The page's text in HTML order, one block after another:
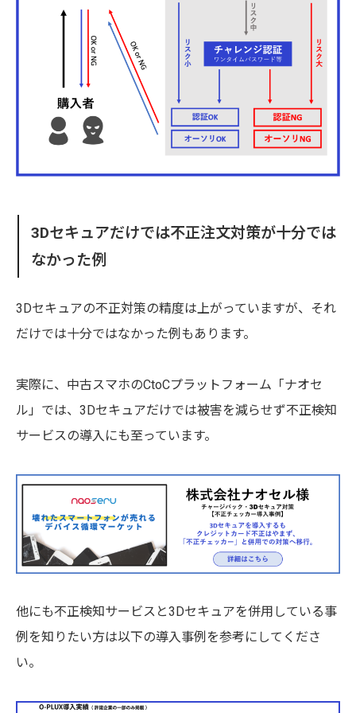
3Dセキュアだけでは不正注文対策が十分では
なかった例
3Dセキュアの不正対策の精度は上がっていますが、それ
だけでは十分ではなかった例もあります。
実際に、中古スマホのCtoCプラットフォーム「ナオセ
ル」では、3Dセキュアだけでは被害を減らせず不正検知
サービスの導入にも至っています。
他にも不正検知サービスと3Dセキュアを併用している事
例を知りたい方は以下の導入事例を参考にしてくださ
い。